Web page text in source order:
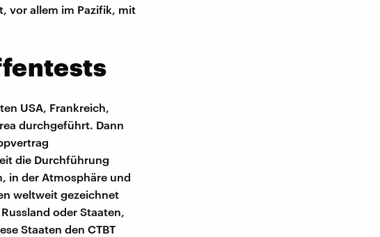
vor allem im Pazifik, mit
USA, Frankreich,
durchgeführt. Dann
die Durchführung
in der Atmosphäre und
weltweit gezeichnet
oder Staaten,
Staaten den CTBT